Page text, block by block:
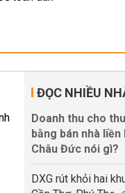
ĐỌC NHIỀU
Doanh thu cho
bằng bán nhà
Châu Đức nói gì?
DXG rút khỏi hai